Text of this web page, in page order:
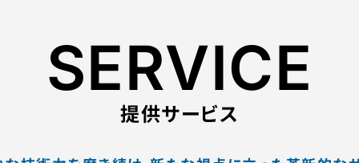
SERVICE
提供サービス